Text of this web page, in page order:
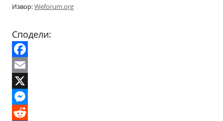
Извор:Weforum.org
Сподели:
Facebook
Email
X
Messenger